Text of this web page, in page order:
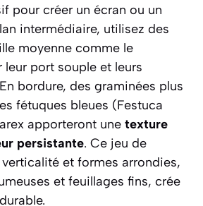
pour créer un écran ou un
intermédiaire, utilisez des
moyenne comme le
leur port souple et leurs
bordure, des graminées plus
fétuques bleues (Festuca
apporteront une texture
persistante. Ce jeu de
et formes arrondies,
et feuillages fins, crée